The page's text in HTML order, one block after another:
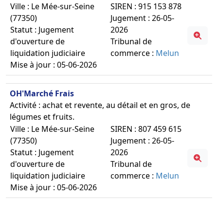
Ville : Le Mée-sur-Seine
(77350)
Statut : Jugement
d'ouverture de
liquidation judiciaire
Mise à jour : 05-06-2026
SIREN : 915 153 878
Jugement : 26-05-
2026
Tribunal de
commerce : Melun
OH'Marché Frais
Activité : achat et revente, au détail et en gros, de
légumes et fruits.
Ville : Le Mée-sur-Seine
(77350)
Statut : Jugement
d'ouverture de
liquidation judiciaire
Mise à jour : 05-06-2026
SIREN : 807 459 615
Jugement : 26-05-
2026
Tribunal de
commerce : Melun